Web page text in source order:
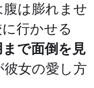
は膨れませ
行かせる
で面倒を見
彼女の愛し方